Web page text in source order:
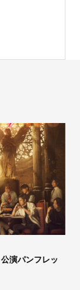
演パンフレッ